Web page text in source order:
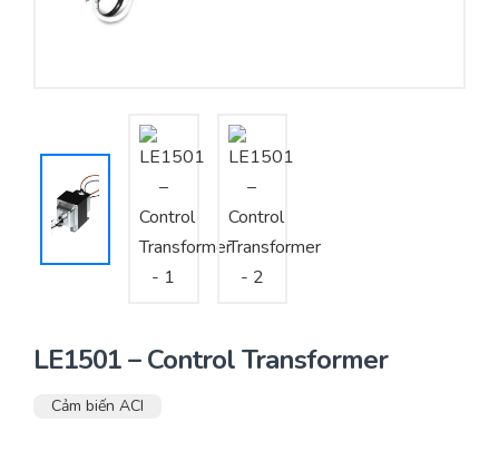
Tư vấn – Thiết kế – Cung cấp thiết bị HVAC
Thi công – Lắp đặt hệ thống HVAC
LE1501 – Control Transformer
Cảm biến ACI